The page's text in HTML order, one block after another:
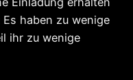
haben zu wenige
ihr zu wenige